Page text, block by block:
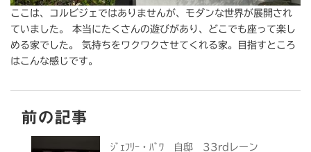
ここは、コルビジェではありませんが、モダンな世界が展開され
ていました。 本当にたくさんの遊びがあり、どこでも座って楽し
める家でした。 気持ちをワクワクさせてくれる家。目指すところ
はこんな感じです。
前の記事
ｼﾞｪﾌﾘｰ・ﾊﾞﾜ 自邸 33rdレーン